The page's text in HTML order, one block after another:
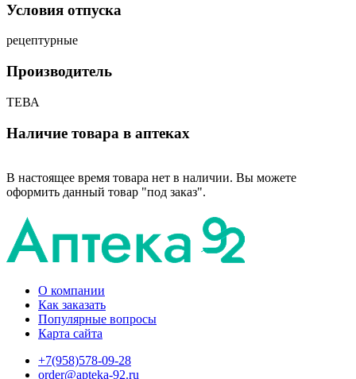
Условия отпуска
рецептурные
Производитель
ТЕВА
Наличие товара в аптеках
В настоящее время товара нет в наличии. Вы можете
оформить данный товар "под заказ".
О компании
Как заказать
Популярные вопросы
Карта сайта
+7(958)578-09-28
order@apteka-92.ru